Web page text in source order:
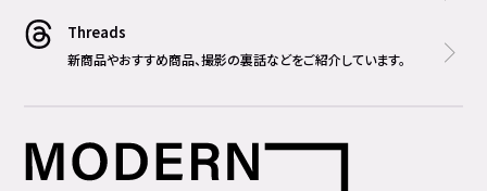
Threads
新商品やおすすめ商品、撮影の裏話などをご紹介しています。